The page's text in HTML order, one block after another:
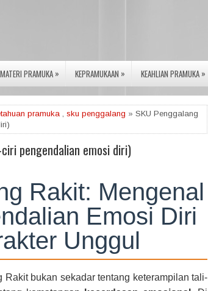
MATERI PRAMUKA » KEPRAMUKAAN » KEAHLIAN PRAMUKA »
pramuka , sku penggalang » SKU Penggalang
pengendalian emosi diri)
Rakit: Mengenal
Emosi Diri
Unggul
bukan sekadar tentang keterampilan tali-